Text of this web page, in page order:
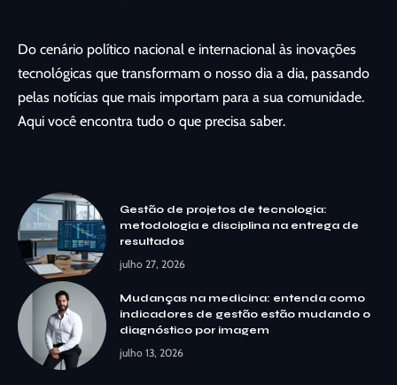
Do cenário político nacional e internacional às inovações
tecnológicas que transformam o nosso dia a dia, passando
pelas notícias que mais importam para a sua comunidade.
Aqui você encontra tudo o que precisa saber.
Gestão de projetos de tecnologia:
metodologia e disciplina na entrega de
resultados
julho 27, 2026
Mudanças na medicina: entenda como
indicadores de gestão estão mudando o
diagnóstico por imagem
julho 13, 2026